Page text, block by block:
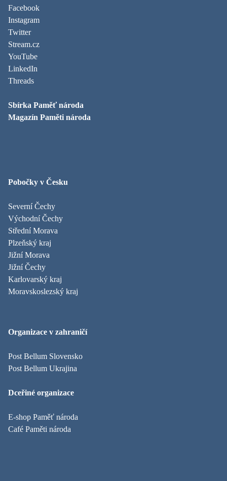
Facebook
Instagram
Twitter
Stream.cz
YouTube
LinkedIn
Threads
Sbírka Paměť národa
Magazín Paměti národa
Pobočky v Česku
Severní Čechy
Východní Čechy
Střední Morava
Plzeňský kraj
Jižní Morava
Jižní Čechy
Karlovarský kraj
Moravskoslezský kraj
Organizace v zahraničí
Post Bellum Slovensko
Post Bellum Ukrajina
Dceřiné organizace
E-shop Paměť národa
Café Paměti národa